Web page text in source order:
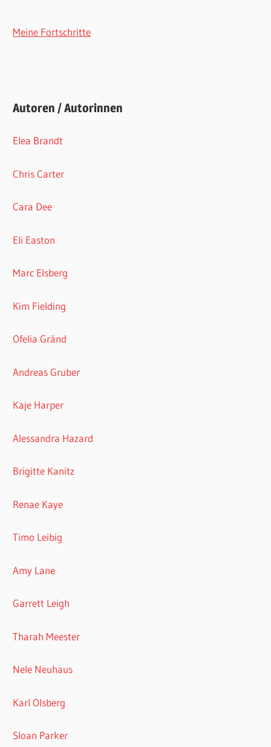
Meine Fortschritte
Autoren / Autorinnen
Elea Brandt
Chris Carter
Cara Dee
Eli Easton
Marc Elsberg
Kim Fielding
Ofelia Gränd
Andreas Gruber
Kaje Harper
Alessandra Hazard
Brigitte Kanitz
Renae Kaye
Timo Leibig
Amy Lane
Garrett Leigh
Tharah Meester
Nele Neuhaus
Karl Olsberg
Sloan Parker